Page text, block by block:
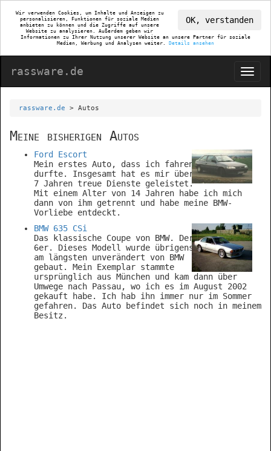
OK, verstanden
Wir verwenden Cookies, um Inhalte und Anzeigen zu
personalisieren, Funktionen für soziale Medien
anbieten zu können und die Zugriffe auf unsere
Website zu analysieren. Außerdem geben wir
Informationen zu Ihrer Nutzung unserer Website an unsere Partner für soziale
Medien, Werbung und Analysen weiter. Details ansehen
rassware.de
rassware.de > Autos
Meine bisherigen Autos
Ford Escort
Mein erstes Auto, dass ich fahren
durfte. Insgesamt hat es mir über
7 Jahren treue Dienste geleistet.
Mit einem Alter von 14 Jahren habe ich mich
dann von ihm getrennt und habe meine BMW-
Vorliebe entdeckt.
BMW 635 CSi
Das klassische Coupe von BMW. Der
6er. Dieses Modell wurde übrigens
am längsten unverändert von BMW
gebaut. Mein Exemplar stammte
ursprünglich aus München und kam dann über
Umwege nach Passau, wo ich es im August 2002
gekauft habe. Ich hab ihn immer nur im Sommer
gefahren. Das Auto befindet sich noch in meinem
Besitz.